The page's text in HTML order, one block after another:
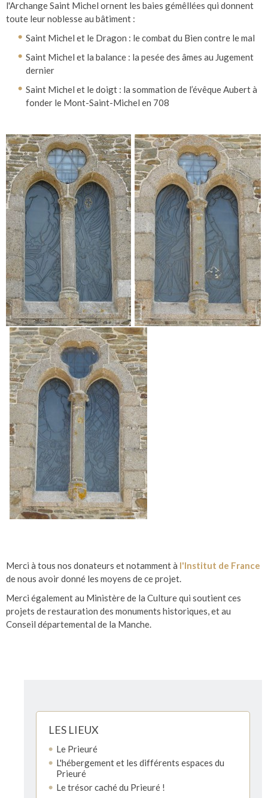
LES LIEUX
Le Prieuré
L'hébergement et les différents espaces du
Prieuré
Le trésor caché du Prieuré !
l'Archange Saint Michel ornent les baies gémêllées qui donnent
toute leur noblesse au bâtiment :
Saint Michel et le Dragon : le combat du Bien contre le mal
Saint Michel et la balance : la pesée des âmes au Jugement
dernier
Saint Michel et le doigt : la sommation de l’évêque Aubert à
fonder le Mont-Saint-Michel en 708
Merci à tous nos donateurs et notamment à l'Institut de France
de nous avoir donné les moyens de ce projet.
Merci également au Ministère de la Culture qui soutient ces
projets de restauration des monuments historiques, et au
Conseil départemental de la Manche.